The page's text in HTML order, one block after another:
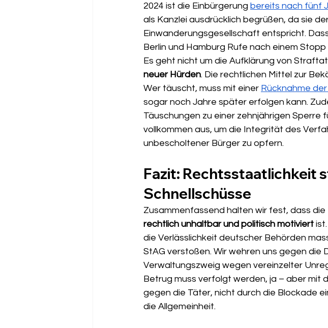
2024 ist die Einbürgerung bereits nach fünf
als Kanzlei ausdrücklich begrüßen, da sie
Einwanderungsgesellschaft entspricht.
Berlin und Hamburg Rufe nach einem
Es geht nicht um die Aufklärung von
neuer Hürden. Die rechtlichen Mittel zur
Wer täuscht, muss mit einer Rücknahme
sogar noch Jahre später erfolgen kann.
Täuschungen zu einer zehnjährigen Sperre
vollkommen aus, um die Integrität des
unbescholtener Bürger zu opfern.
Fazit: Rechtsstaatlichkeit
Schnellschüsse
Zusammenfassend halten wir fest, dass
rechtlich unhaltbar und politisch motiviert
die Verlässlichkeit deutscher Behörden
StAG verstoßen. Wir wehren uns gegen die
Verwaltungszweig wegen vereinzelter
Betrug muss verfolgt werden, ja – aber mit
gegen die Täter, nicht durch die Blockade
die Allgemeinheit.